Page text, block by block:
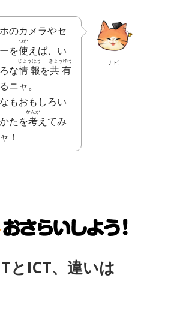
ナビ
のカメラやセ
を使
つか
えば、い
な情報
じょうほう
を共有
きょうゆう
ニャ。
もおもしろい
たを考
かんが
えてみ
！
とICT、違いは